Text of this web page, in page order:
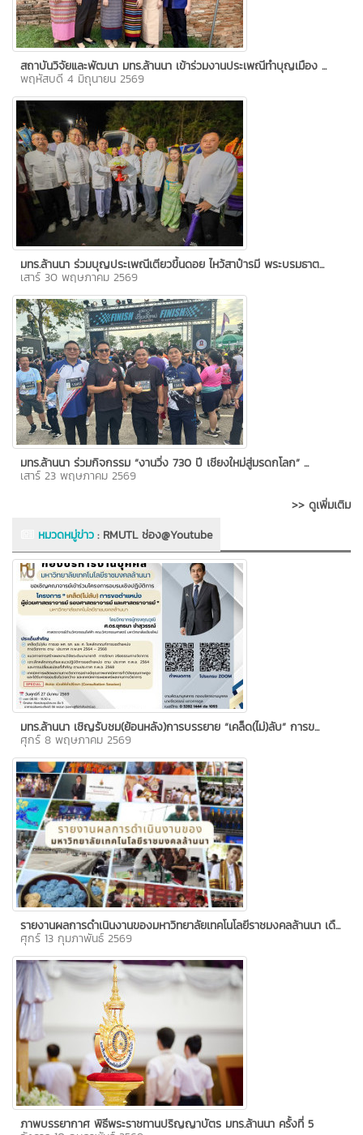
สถาบันวิจัยและพัฒนา มทร.ล้านนา เข้าร่วมงานประเพณีทำบุญเมือง ...
พฤหัสบดี 4 มิถุนายน 2569
มทร.ล้านนา ร่วมบุญประเพณีเตียวขึ้นดอย ไหว้สาป๋ารมี พระบรมธาต...
เสาร์ 30 พฤษภาคม 2569
มทร.ล้านนา ร่วมกิจกรรม “งานวิ่ง 730 ปี เชียงใหม่สู่มรดกโลก” ...
เสาร์ 23 พฤษภาคม 2569
>> ดูเพิ่มเติม
หมวดหมู่ข่าว: RMUTL ช่อง@Youtube
มทร.ล้านนา เชิญรับชม(ย้อนหลัง)การบรรยาย “เคล็ด(ไม่)ลับ” การข...
ศุกร์ 8 พฤษภาคม 2569
รายงานผลการดำเนินงานของมหาวิทยาลัยเทคโนโลยีราชมงคลล้านนา เดื...
ศุกร์ 13 กุมภาพันธ์ 2569
ภาพบรรยากาศ พิธีพระราชทานปริญญาบัตร มทร.ล้านนา ครั้งที่ 5